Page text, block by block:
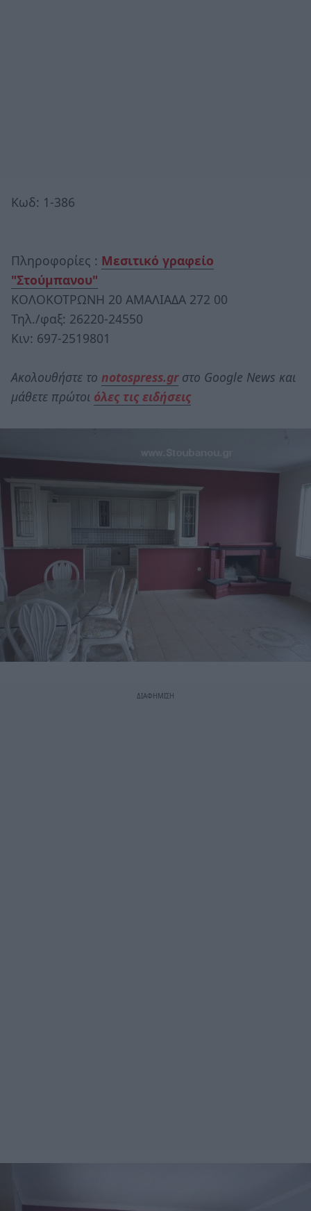
Κωδ: 1-386
Πληροφορίες : Μεσιτικό γραφείο
"Στούμπανου"
ΚΟΛΟΚΟΤΡΩΝΗ 20 ΑΜΑΛΙΑΔΑ 272 00
Τηλ./φαξ: 26220-24550
Κιν: 697-2519801
Ακολουθήστε το notospress.grστο Google News και
μάθετε πρώτοι όλες τις ειδήσεις